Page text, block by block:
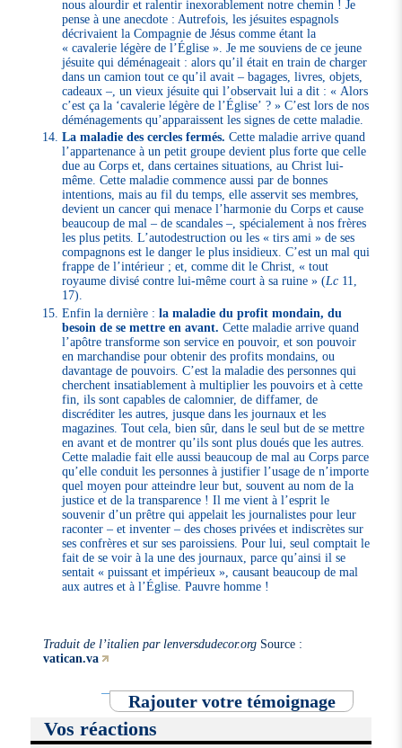
nous alourdir et ralentir inexorablement notre chemin ! Je
pense à une anecdote : Autrefois, les jésuites espagnols
décrivaient la Compagnie de Jésus comme étant la
« cavalerie légère de l’Église ». Je me souviens de ce jeune
jésuite qui déménageait : alors qu’il était en train de charger
dans un camion tout ce qu’il avait – bagages, livres, objets,
cadeaux –, un vieux jésuite qui l’observait lui a dit : « Alors
c’est ça la ‘cavalerie légère de l’Église’ ? » C’est lors de nos
déménagements qu’apparaissent les signes de cette maladie.
La maladie des cercles fermés. Cette maladie arrive quand
l’appartenance à un petit groupe devient plus forte que celle
due au Corps et, dans certaines situations, au Christ lui-
même. Cette maladie commence aussi par de bonnes
intentions, mais au fil du temps, elle asservit ses membres,
devient un cancer qui menace l’harmonie du Corps et cause
beaucoup de mal – de scandales –, spécialement à nos frères
les plus petits. L’autodestruction ou les « tirs ami » de ses
compagnons est le danger le plus insidieux. C’est un mal qui
frappe de l’intérieur ; et, comme dit le Christ, « tout
royaume divisé contre lui-même court à sa ruine » (Lc 11,
17).
Enfin la dernière :la maladie du profit mondain, du
besoin de se mettre en avant. Cette maladie arrive quand
l’apôtre transforme son service en pouvoir, et son pouvoir
en marchandise pour obtenir des profits mondains, ou
davantage de pouvoirs. C’est la maladie des personnes qui
cherchent insatiablement à multiplier les pouvoirs et à cette
fin, ils sont capables de calomnier, de diffamer, de
discréditer les autres, jusque dans les journaux et les
magazines. Tout cela, bien sûr, dans le seul but de se mettre
en avant et de montrer qu’ils sont plus doués que les autres.
Cette maladie fait elle aussi beaucoup de mal au Corps parce
qu’elle conduit les personnes à justifier l’usage de n’importe
quel moyen pour atteindre leur but, souvent au nom de la
justice et de la transparence ! Il me vient à l’esprit le
souvenir d’un prêtre qui appelait les journalistes pour leur
raconter – et inventer – des choses privées et indiscrètes sur
ses confrères et sur ses paroissiens. Pour lui, seul comptait le
fait de se voir à la une des journaux, parce qu’ainsi il se
sentait « puissant et impérieux », causant beaucoup de mal
aux autres et à l’Église. Pauvre homme !
Traduit de l’italien par lenversdudecor.org Source :
vatican.va
Rajouter votre témoignage
Vos réactions